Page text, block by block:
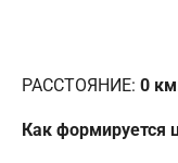
РАССТОЯНИЕ: 0
Как формируется